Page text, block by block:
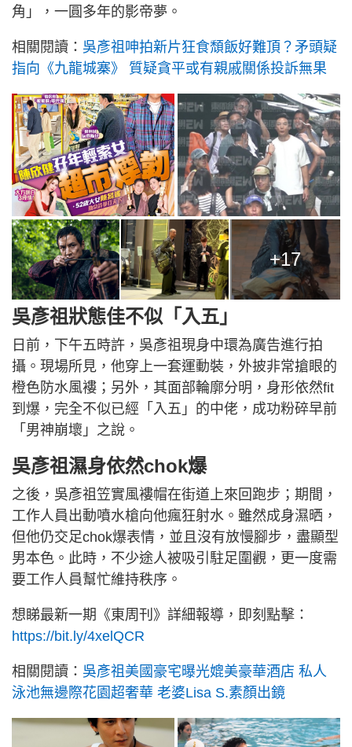
角」，一圓多年的影帝夢。
相關閱讀： 吳彥祖呻拍新片狂食頹飯好難頂？矛頭疑
指向《九龍城寨》 質疑貪平或有親戚關係投訴無果
+17
吳彥祖狀態佳不似「入五」
日前，下午五時許，吳彥祖現身中環為廣告進行拍
攝。現場所見，他穿上一套運動裝，外披非常搶眼的
橙色防水風褸；另外，其面部輪廓分明，身形依然fit
到爆，完全不似已經「入五」的中佬，成功粉碎早前
「男神崩壞」之說。
吳彥祖濕身依然chok爆
之後，吳彥祖笠實風褸帽在街道上來回跑步；期間，
工作人員出動噴水槍向他瘋狂射水。雖然成身濕晒，
但他仍交足chok爆表情，並且沒有放慢腳步，盡顯型
男本色。此時，不少途人被吸引駐足圍觀，更一度需
要工作人員幫忙維持秩序。
想睇最新一期《東周刊》詳細報導，即刻點擊：
https://bit.ly/4xelQCR
相關閱讀： 吳彥祖美國豪宅曝光媲美豪華酒店 私人
泳池無邊際花園超奢華 老婆Lisa S.素顏出鏡